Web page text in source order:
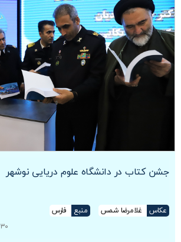
جشن کتاب در دانشگاه علوم دریایی نوشهر
عکاس غلامرضا شمس منبع
فارس
۳۰ آبان ۱۴۰۴ ساعت ۱۴:۱۶:۰۰